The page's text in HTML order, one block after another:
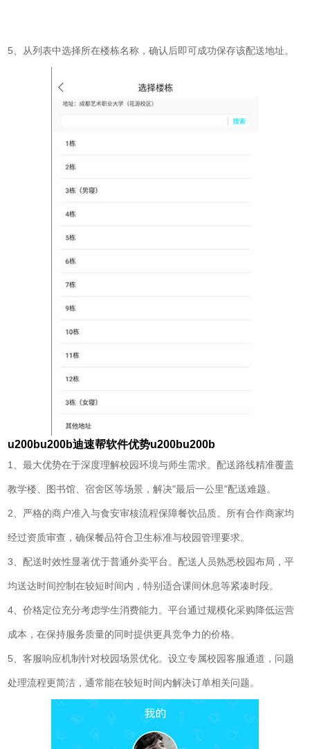
5、从列表中选择所在楼栋名称，确认后即可成功保存该配送地址。
u200bu200b迪速帮软件优势u200bu200b
1、最大优势在于深度理解校园环境与师生需求。配送路线精准覆盖
教学楼、图书馆、宿舍区等场景，解决"最后一公里"配送难题。
2、严格的商户准入与食安审核流程保障餐饮品质。所有合作商家均
经过资质审查，确保餐品符合卫生标准与校园管理要求。
3、配送时效性显著优于普通外卖平台。配送人员熟悉校园布局，平
均送达时间控制在较短时间内，特别适合课间休息等紧凑时段。
4、价格定位充分考虑学生消费能力。平台通过规模化采购降低运营
成本，在保持服务质量的同时提供更具竞争力的价格。
5、客服响应机制针对校园场景优化。设立专属校园客服通道，问题
处理流程更简洁，通常能在较短时间内解决订单相关问题。